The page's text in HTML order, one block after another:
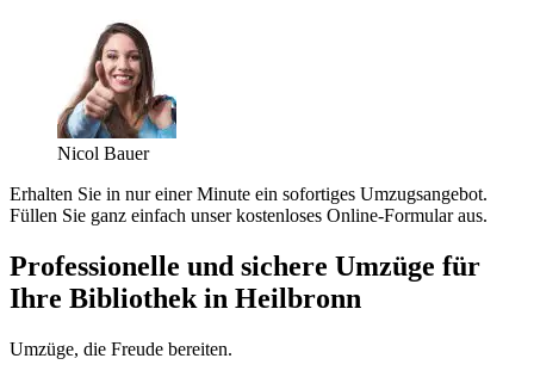
Nicol Bauer
Erhalten Sie in nur einer Minute ein sofortiges Umzugsangebot.
Füllen Sie ganz einfach unser kostenloses Online-Formular aus.
Professionelle und sichere Umzüge für
Ihre Bibliothek in Heilbronn
Umzüge, die Freude bereiten.